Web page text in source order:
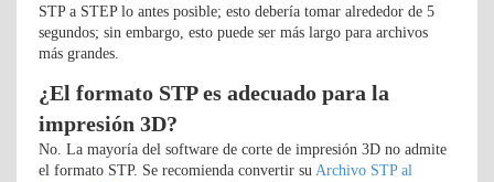
STP a STEP lo antes posible; esto debería tomar alrededor de 5
segundos; sin embargo, esto puede ser más largo para archivos
más grandes.
¿El formato STP es adecuado para la
impresión 3D?
No. La mayoría del software de corte de impresión 3D no admite
el formato STP. Se recomienda convertir su Archivo STP al